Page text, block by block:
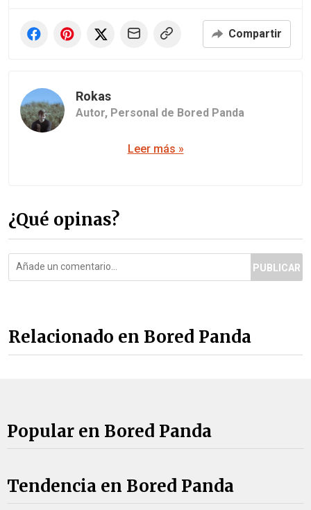
Compartir
Rokas
Autor, Personal de Bored Panda
Leer más »
¿Qué opinas?
PUBLICAR
Relacionado en Bored Panda
Popular en Bored Panda
Tendencia en Bored Panda